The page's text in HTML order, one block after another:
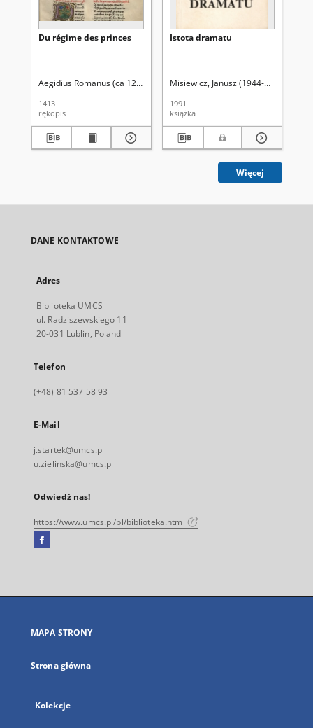
Du régime des princes
Aegidius Romanus (ca 1243-1316). Aut. oryg.
1413
rękopis
Istota dramatu
Misiewicz, Janusz (1944-2015)
1991
książka
Więcej
DANE KONTAKTOWE
Adres
Biblioteka UMCS
ul. Radziszewskiego 11
20-031 Lublin, Poland
Telefon
(+48) 81 537 58 93
E-Mail
j.startek@umcs.pl
u.zielinska@umcs.pl
Odwiedź nas!
https://www.umcs.pl/pl/biblioteka.htm
Facebook
się
karcie
MAPA STRONY
Strona główna
Kolekcje